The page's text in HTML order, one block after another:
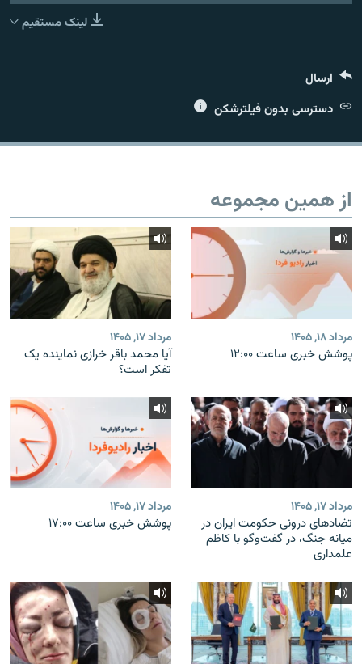
لینک مستقیم
ارسال
دسترسی بدون فیلترشکن
از همین مجموعه
مرداد ۱۸, ۱۴۰۵
پوشش خبری ساعت ۱۲:۰۰
مرداد ۱۷, ۱۴۰۵
آیا محمد باقر خرازی نماینده یک
تفکر است؟
مرداد ۱۷, ۱۴۰۵
تضادهای درونی حکومت ایران در
میانه جنگ، در گفت‌‌وگو با کاظم
علمداری
مرداد ۱۷, ۱۴۰۵
پوشش خبری ساعت ۱۷:۰۰